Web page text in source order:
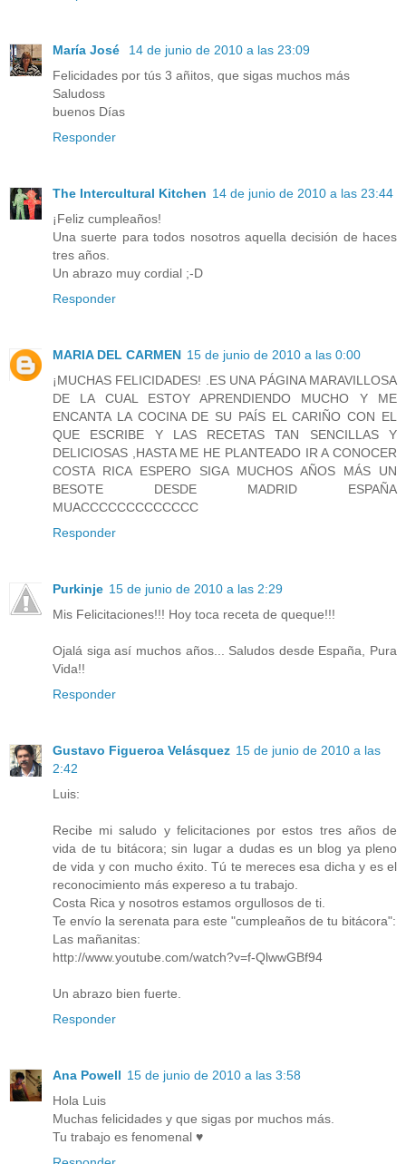
María José
14 de junio de 2010 a las 23:09
Felicidades por tús 3 añitos, que sigas muchos más
Saludoss
buenos Días
Responder
The Intercultural Kitchen 14 de junio de 2010 a las 23:44
¡Feliz cumpleaños!
Una suerte para todos nosotros aquella decisión de haces
tres años.
Un abrazo muy cordial ;-D
Responder
MARIA DEL CARMEN 15 de junio de 2010 a las 0:00
¡MUCHAS FELICIDADES! .ES UNA PÁGINA MARAVILLOSA
DE LA CUAL ESTOY APRENDIENDO MUCHO Y ME
ENCANTA LA COCINA DE SU PAÍS EL CARIÑO CON EL
QUE ESCRIBE Y LAS RECETAS TAN SENCILLAS Y
DELICIOSAS ,HASTA ME HE PLANTEADO IR A CONOCER
COSTA RICA ESPERO SIGA MUCHOS AÑOS MÁS UN
BESOTE DESDE MADRID ESPAÑA
MUACCCCCCCCCCCCC
Responder
Purkinje 15 de junio de 2010 a las 2:29
Mis Felicitaciones!!! Hoy toca receta de queque!!!
Ojalá siga así muchos años... Saludos desde España, Pura
Vida!!
Responder
Gustavo Figueroa Velásquez 15 de junio de 2010 a las
2:42
Luis:
Recibe mi saludo y felicitaciones por estos tres años de
vida de tu bitácora; sin lugar a dudas es un blog ya pleno
de vida y con mucho éxito. Tú te mereces esa dicha y es el
reconocimiento más expereso a tu trabajo.
Costa Rica y nosotros estamos orgullosos de ti.
Te envío la serenata para este "cumpleaños de tu bitácora":
Las mañanitas:
http://www.youtube.com/watch?v=f-QlwwGBf94
Un abrazo bien fuerte.
Responder
Ana Powell 15 de junio de 2010 a las 3:58
Hola Luis
Muchas felicidades y que sigas por muchos más.
Tu trabajo es fenomenal ♥